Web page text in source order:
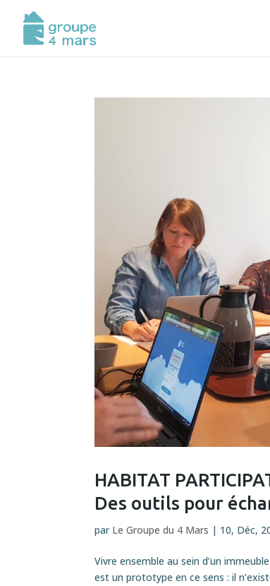
HABITAT
Des outils pour
par Le Groupe du 4 Mars | 10, Déc,
Vivre ensemble au sein d’un
est un prototype en ce sens : il